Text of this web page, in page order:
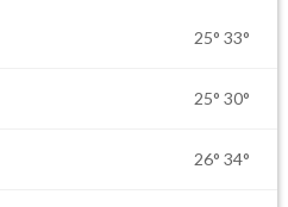
25° 33°
25° 30°
26° 34°